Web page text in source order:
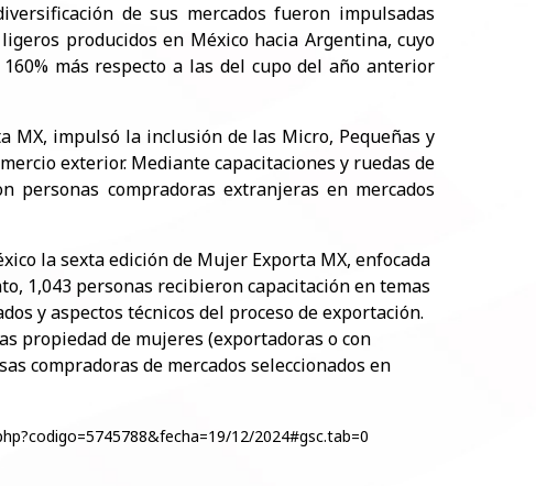
de sus mercados fueron impulsadas
producidos en México hacia Argentina, cuyo
más respecto a las del cupo del año anterior
impulsó la inclusión de las Micro, Pequeñas y
exterior. Mediante capacitaciones y ruedas de
personas compradoras extranjeras en mercados
la sexta edición de Mujer Exporta MX, enfocada
1,043 personas recibieron capacitación en temas
y aspectos técnicos del proceso de exportación.
propiedad de mujeres (exportadoras o con
compradoras de mercados seleccionados en
12/2024#gsc.tab=0